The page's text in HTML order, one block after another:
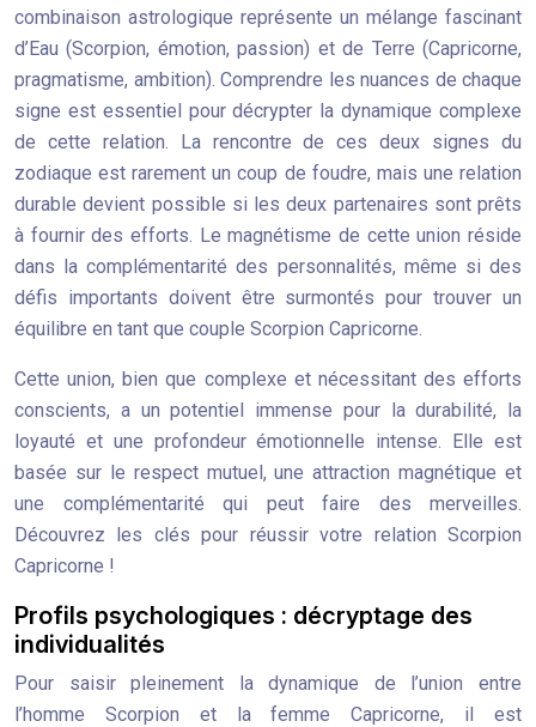
combinaison astrologique représente un mélange fascinant
d’Eau (Scorpion, émotion, passion) et de Terre (Capricorne,
pragmatisme, ambition). Comprendre les nuances de chaque
signe est essentiel pour décrypter la dynamique complexe
de cette relation. La rencontre de ces deux signes du
zodiaque est rarement un coup de foudre, mais une relation
durable devient possible si les deux partenaires sont prêts
à fournir des efforts. Le magnétisme de cette union réside
dans la complémentarité des personnalités, même si des
défis importants doivent être surmontés pour trouver un
équilibre en tant que couple Scorpion Capricorne.
Cette union, bien que complexe et nécessitant des efforts
conscients, a un potentiel immense pour la durabilité, la
loyauté et une profondeur émotionnelle intense. Elle est
basée sur le respect mutuel, une attraction magnétique et
une complémentarité qui peut faire des merveilles.
Découvrez les clés pour réussir votre relation Scorpion
Capricorne !
Profils psychologiques : décryptage des
individualités
Pour saisir pleinement la dynamique de l’union entre
l’homme Scorpion et la femme Capricorne, il est